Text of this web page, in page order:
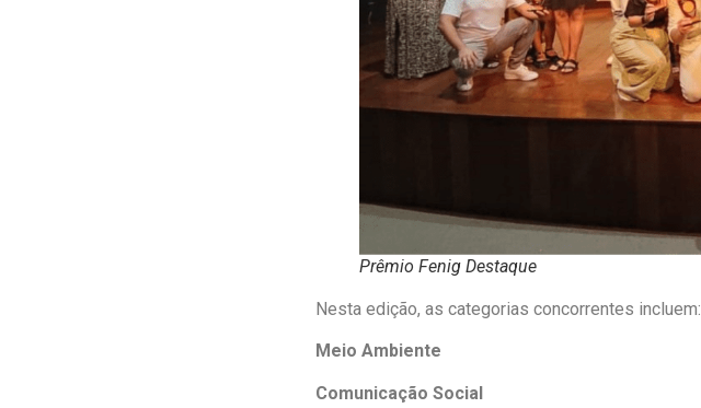
Prêmio Fenig Destaque
Nesta edição, as categorias concorrentes incluem:
Meio Ambiente
Comunicação Social